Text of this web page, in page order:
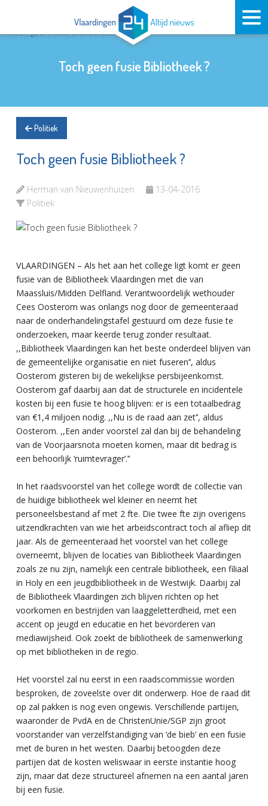
Toch geen fusie Bibliotheek ?
Politiek
Toch geen fusie Bibliotheek ?
Herman van Nieuwenhuizen
13-04-2016
Politiek
VLAARDINGEN – Als het aan het college ligt komt er geen
fusie van de Bibliotheek Vlaardingen met die van
Maassluis/Midden Delfland. Verantwoordelijk wethouder
Cees Oosterom was onlangs nog door de gemeenteraad
naar de onderhandelingstafel gestuurd om deze fusie te
onderzoeken, maar keerde terug zonder resultaat.
,,Bibliotheek Vlaardingen kan het beste onderdeel blijven van
de gemeentelijke organisatie en niet fuseren’’, aldus
Oosterom gisteren bij de wekelijkse persbijeenkomst.
Oosterom gaf daarbij aan dat de structurele en incidentele
kosten bij een fusie te hoog blijven: er is een totaalbedrag
van €1,4 miljoen nodig. ,,Nu is de raad aan zet’’, aldus
Oosterom. ,,Een ander voorstel zal dan bij de behandeling
van de Voorjaarsnota moeten komen, maar dit bedrag is
een behoorlijk ‘ruimtevrager’.’’
In het raadsvoorstel van het college wordt de collectie van
de huidige bibliotheek wel kleiner en neemt het
personeelsbestand af met 2 fte. Die twee fte zijn overigens
uitzendkrachten van wie het arbeidscontract toch al afliep dit
jaar. Als de gemeenteraad het voorstel van het college
overneemt, blijven de locaties van Bibliotheek Vlaardingen
zoals ze nu zijn, namelijk een centrale bibliotheek, een filiaal
in Holy en een jeugdbibliotheek in de Westwijk. Daarbij zal
de Bibliotheek Vlaardingen zich blijven richten op het
voorkomen en bestrijden van laaggeletterdheid, met een
accent op jeugd en educatie en het bevorderen van
mediawijsheid. Ook zoekt de bibliotheek de samenwerking
op met bibliotheken in de regio.
Het voorstel zal nu eerst in een raadscommissie worden
besproken, de zoveelste over dit onderwerp. Hoe de raad dit
op zal pakken is nog even ongewis. Verschillende partijen,
waaronder de PvdA en de ChristenUnie/SGP zijn groot
voorstander van verzelfstandiging van ‘de bieb’ en een fusie
met de buren in het westen. Daarbij betoogden deze
partijen dat de kosten weliswaar in eerste instantie hoog
zijn, maar dat deze structureel afnemen na een aantal jaren
bij een fusie.